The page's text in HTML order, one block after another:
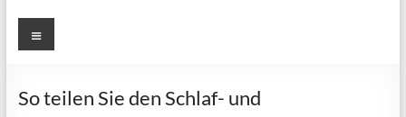
Menü
So teilen Sie den Schlaf- und